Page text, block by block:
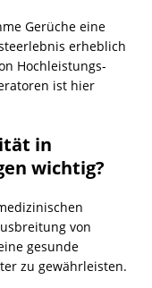
Gerüche eine
erheblich
Hochleistungs-
ist hier
in
wichtig?
von
gesunde
zu gewährleisten.